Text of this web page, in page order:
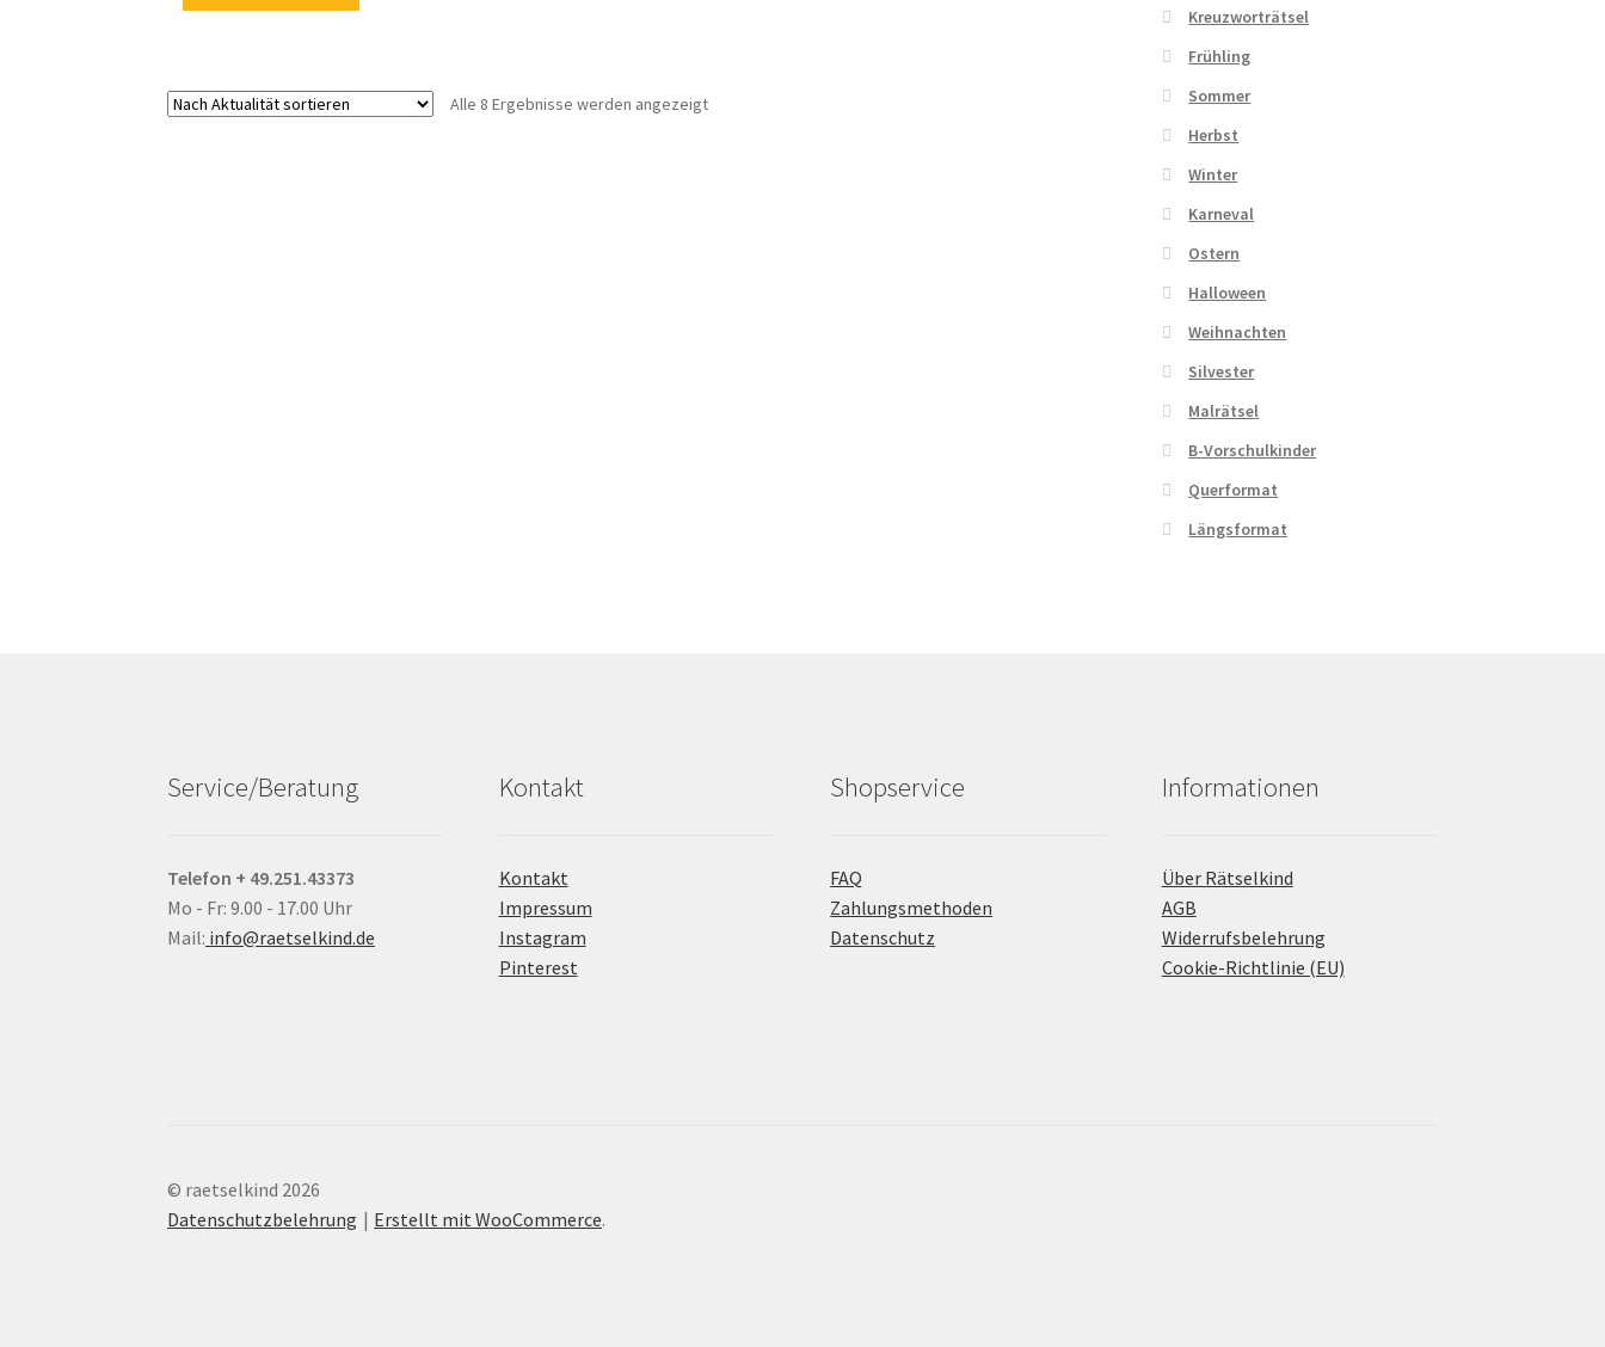
Alle 8 Ergebnisse werden angezeigtNach
Kreuzworträtsel
Frühling
Sommer
Herbst
Winter
Karneval
Ostern
Halloween
Weihnachten
Silvester
Malrätsel
B-Vorschulkinder
Querformat
Längsformat
Service/Beratung
Telefon + 49.251.43373
Mo - Fr: 9.00 - 17.00 Uhr
Mail: info@raetselkind.de
Kontakt
Kontakt
Impressum
Instagram
Pinterest
Shopservice
FAQ
Zahlungsmethoden
Datenschutz
Informationen
Über Rätselkind
AGB
Widerrufsbelehrung
Cookie-Richtlinie (EU)
© raetselkind 2026
Datenschutzbelehrung
Erstellt mit WooCommerce.